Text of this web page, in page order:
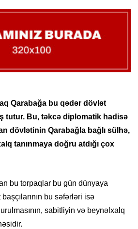
Qarabağa bu qədər dövlət
tutur. Bu, təkcə diplomatik hadisə
dövlətinin Qarabağla bağlı sülhə,
tanınmaya doğru atdığı çox
bu torpaqlar bu gün dünyaya
başçılarının bu səfərləri isə
sabitliyin və beynəlxalq